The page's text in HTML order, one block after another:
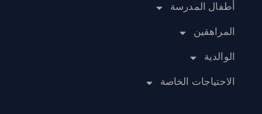
أطفال المدرسة
المراهقين
الوالدية
الاحتياجات الخاصة